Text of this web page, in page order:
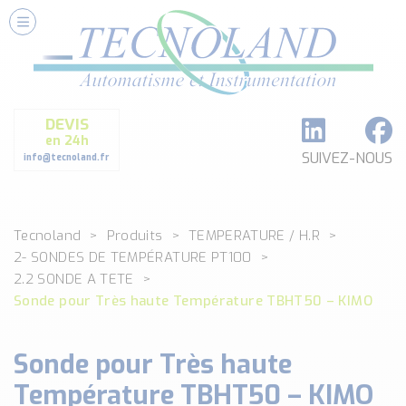
DEVIS
en 24h
info@tecnoland.fr SUIVEZ-NOUS
Nos Services
Conseils et Fourniture
Formation et Assistance
Architecture I-O Link multi fabricants
Classé par catégorie
DEBIT
DETECTION
ANALYSE PHYSICO-CHIMIQUE
ENREGISTREUR + ACQUISITION DE DONNEES
Voir toutes les catégories …
Tecnoland Produits
TEMPERATURE / H.R
2- SONDES DE TEMPÉRATURE PT100
2.2 SONDE A TETE
Sonde pour Très haute Température TBHT50 – KIMO
Sonde pour Très haute
Température TBHT50 – KIMO